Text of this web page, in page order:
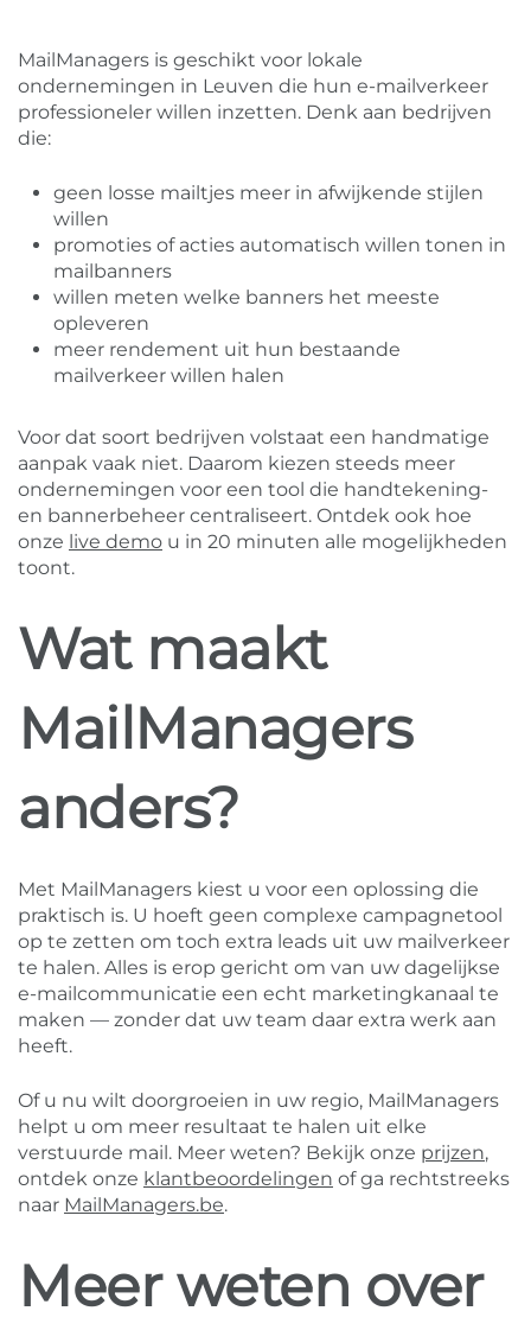
MailManagers is geschikt voor lokale
ondernemingen in Leuven die hun e-mailverkeer
professioneler willen inzetten. Denk aan bedrijven
die:
geen losse mailtjes meer in afwijkende stijlen
willen
promoties of acties automatisch willen tonen in
mailbanners
willen meten welke banners het meeste
opleveren
meer rendement uit hun bestaande
mailverkeer willen halen
Voor dat soort bedrijven volstaat een handmatige
aanpak vaak niet. Daarom kiezen steeds meer
ondernemingen voor een tool die handtekening-
en bannerbeheer centraliseert. Ontdek ook hoe
onze live demo u in 20 minuten alle mogelijkheden
toont.
Wat maakt
MailManagers
anders?
Met MailManagers kiest u voor een oplossing die
praktisch is. U hoeft geen complexe campagnetool
op te zetten om toch extra leads uit uw mailverkeer
te halen. Alles is erop gericht om van uw dagelijkse
e-mailcommunicatie een echt marketingkanaal te
maken — zonder dat uw team daar extra werk aan
heeft.
Of u nu wilt doorgroeien in uw regio, MailManagers
helpt u om meer resultaat te halen uit elke
verstuurde mail. Meer weten? Bekijk onze prijzen,
ontdek onze klantbeoordelingen of ga rechtstreeks
naar MailManagers.be.
Meer weten over